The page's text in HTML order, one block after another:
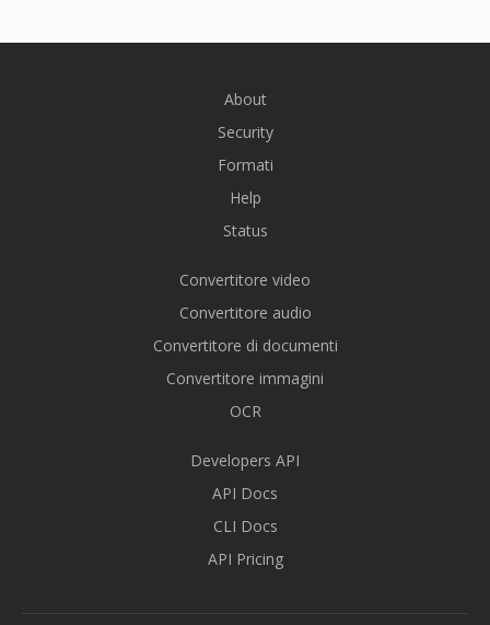
About
Security
Formati
Help
Status
Convertitore video
Convertitore audio
Convertitore di documenti
Convertitore immagini
OCR
Developers API
API Docs
CLI Docs
API Pricing